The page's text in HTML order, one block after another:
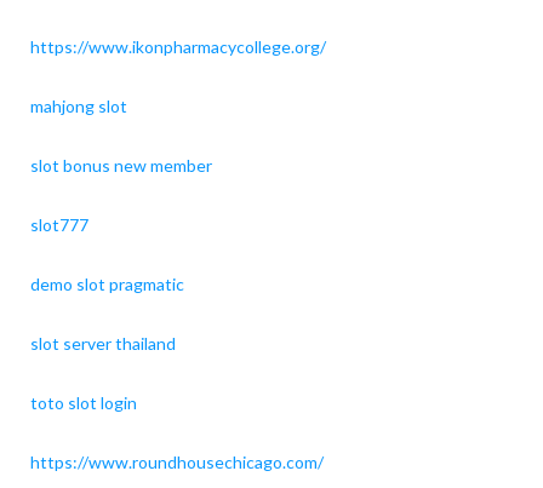
https://www.ikonpharmacycollege.org/
mahjong slot
slot bonus new member
slot777
demo slot pragmatic
slot server thailand
toto slot login
https://www.roundhousechicago.com/